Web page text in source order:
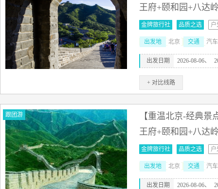
王府+颐和园+八达
金牌旅行社 品质之选 户
出发地 北京 交通 汽
出发日期 2026-08-06、
+ 对比线路
跟团游
【重温北京-经典
王府+颐和园+八达
金牌旅行社 品质之选 户
出发地 北京 交通 汽
出发日期 2026-08-06、